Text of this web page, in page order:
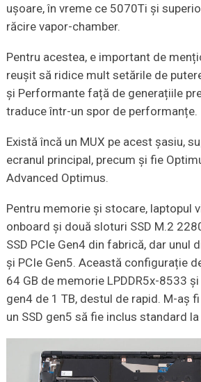
ușoare, în vreme ce 5070Ti și
răcire vapor-chamber.
Pentru acestea, e important de
reușit să ridice mult setările de
și Performante față de generațiile
traduce într-un spor de performanțe.
Există încă un MUX pe acest șasiu,
ecranul principal, precum și fie
Advanced Optimus.
Pentru memorie și stocare, laptopul
onboard și două sloturi SSD M.2
SSD PCIe Gen4 din fabrică, dar unul
și PCIe Gen5. Această configurație
64 GB de memorie LPDDR5x-8533 și
gen4 de 1 TB, destul de rapid. M-aș
un SSD gen5 să fie inclus standard